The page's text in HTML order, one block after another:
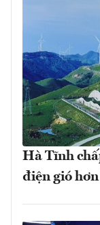
Hà Tĩnh
điện gió